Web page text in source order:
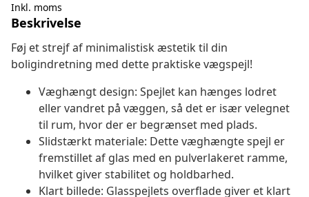
Inkl. moms
Beskrivelse
Føj et strejf af minimalistisk æstetik til din
boligindretning med dette praktiske vægspejl!
Væghængt design: Spejlet kan hænges lodret
eller vandret på væggen, så det er især velegnet
til rum, hvor der er begrænset med plads.
Slidstærkt materiale: Dette væghængte spejl er
fremstillet af glas med en pulverlakeret ramme,
hvilket giver stabilitet og holdbarhed.
Klart billede: Glasspejlets overflade giver et klart